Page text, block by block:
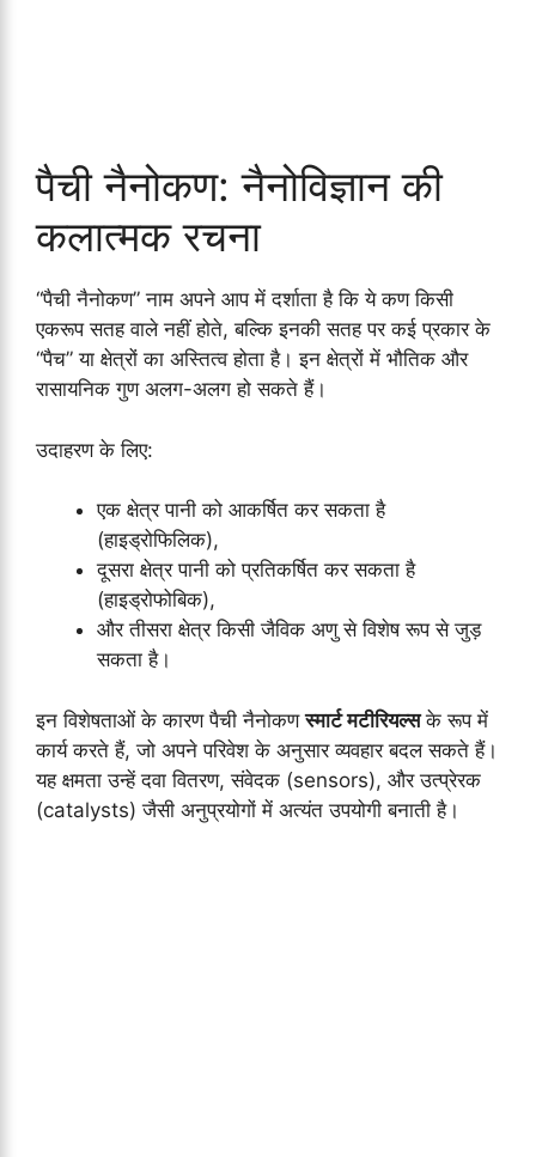
पैची नैनोकण: नैनोविज्ञान की
कलात्मक रचना
“पैची नैनोकण” नाम अपने आप में दर्शाता है कि ये कण किसी
एकरूप सतह वाले नहीं होते, बल्कि इनकी सतह पर कई प्रकार के
“पैच” या क्षेत्रों का अस्तित्व होता है। इन क्षेत्रों में भौतिक और
रासायनिक गुण अलग-अलग हो सकते हैं।
उदाहरण के लिए:
एक क्षेत्र पानी को आकर्षित कर सकता है
(हाइड्रोफिलिक),
दूसरा क्षेत्र पानी को प्रतिकर्षित कर सकता है
(हाइड्रोफोबिक),
और तीसरा क्षेत्र किसी जैविक अणु से विशेष रूप से जुड़
सकता है।
इन विशेषताओं के कारण पैची नैनोकणस्मार्ट मटीरियल्सके रूप में
कार्य करते हैं, जो अपने परिवेश के अनुसार व्यवहार बदल सकते हैं।
यह क्षमता उन्हें दवा वितरण, संवेदक (sensors), और उत्प्रेरक
(catalysts) जैसी अनुप्रयोगों में अत्यंत उपयोगी बनाती है।